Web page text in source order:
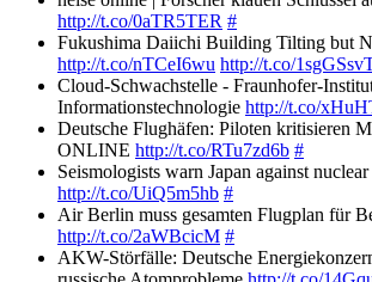
http://t.co/0aTR5TER #
Fukushima Daiichi Building Tilting but
http://t.co/nTCeI6wu http://t.co/
Cloud-Schwachstelle - Fraunhofer-
Informationstechnologie http://t.co/
Deutsche Flughäfen: Piloten kritisieren
ONLINE http://t.co/RTu7zd6b #
Seismologists warn Japan against nuclear
http://t.co/UiQ5m5hb #
Air Berlin muss gesamten Flugplan für
http://t.co/2aWBcicM #
AKW-Störfälle: Deutsche